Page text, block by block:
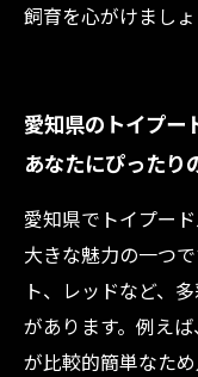
飼育を心がけましょ
愛知県のトイプー
あなたにぴったり
愛知県でトイプー
大きな魅力の一つ
ト、レッドなど、
があります。例え
が比較的簡単なた